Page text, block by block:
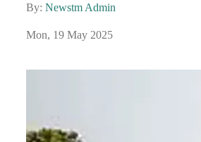
By: Newstm Admin
Mon, 19 May 2025